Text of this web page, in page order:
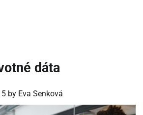
dáta
by Eva Senková